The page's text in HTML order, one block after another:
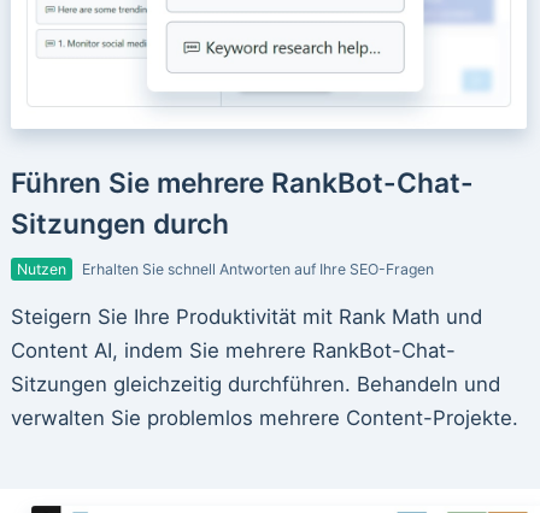
Führen Sie mehrere RankBot-Chat-
Sitzungen durch
Nutzen Erhalten Sie schnell Antworten auf Ihre SEO-Fragen
Steigern Sie Ihre Produktivität mit Rank Math und
Content AI, indem Sie mehrere RankBot-Chat-
Sitzungen gleichzeitig durchführen. Behandeln und
verwalten Sie problemlos mehrere Content-Projekte.